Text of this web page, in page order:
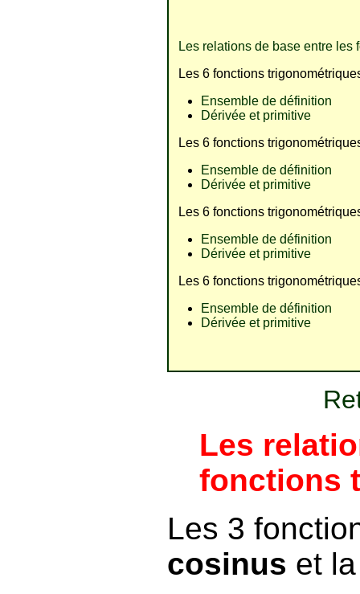
Les relations de base entre les
Les 6 fonctions
Ensemble de définition
Dérivée et primitive
Les 6 fonctions
Ensemble de définition
Dérivée et primitive
Les 6 fonctions
Ensemble de définition
Dérivée et primitive
Les 6 fonctions
Ensemble de définition
Dérivée et primitive
Les
fonctions
Les 3
cosinus et